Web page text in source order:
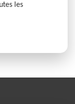
les